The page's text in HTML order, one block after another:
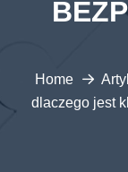
Home
dlaczego jest